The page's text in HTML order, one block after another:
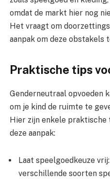
omdat de markt hier nog
Het vraagt om
aanpak om deze obstakels
Praktische tips
Genderneutraal opvoeden
om je kind de ruimte te
Hier zijn enkele
deze aanpak:
Laat speelgoedkeuze
verschillende soorten